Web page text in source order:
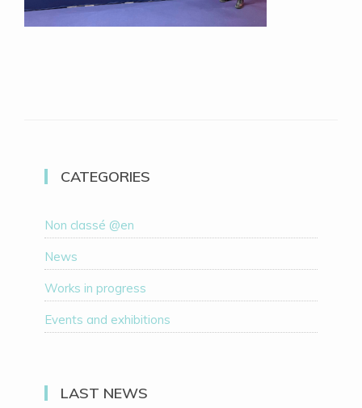
CATEGORIES
Non classé @en
News
Works in progress
Events and exhibitions
LAST NEWS